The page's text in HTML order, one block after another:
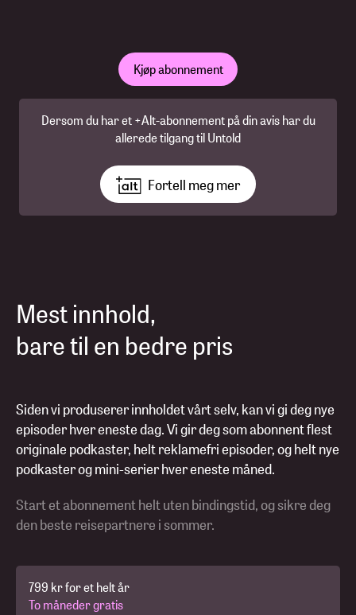
Kjøp abonnement
Dersom du har et +Alt-abonnement på din avis har du
allerede tilgang til Untold
Fortell meg mer
Mest innhold,
bare til en bedre pris
Siden vi produserer innholdet vårt selv, kan vi gi deg nye
episoder hver eneste dag. Vi gir deg som abonnent flest
originale podkaster, helt reklamefri episoder, og helt nye
podkaster og mini-serier hver eneste måned.
Start et abonnement helt uten bindingstid, og sikre deg
den beste reisepartnere i sommer.
799 kr for et helt år
To måneder gratis